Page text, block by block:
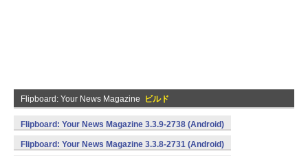
Flipboard: Your News Magazine ビルド
Flipboard: Your News Magazine 3.3.9-2738 (Android)
Flipboard: Your News Magazine 3.3.8-2731 (Android)